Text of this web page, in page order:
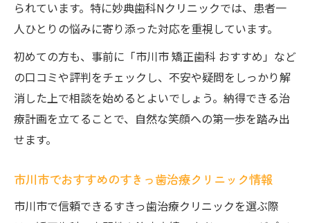
られています。特に妙典歯科Nクリニックでは、患者一
人ひとりの悩みに寄り添った対応を重視しています。
初めての方も、事前に「市川市 矯正歯科 おすすめ」など
の口コミや評判をチェックし、不安や疑問をしっかり解
消した上で相談を始めるとよいでしょう。納得できる治
療計画を立てることで、自然な笑顔への第一歩を踏み出
せます。
市川市でおすすめのすきっ歯治療クリニック情報
市川市で信頼できるすきっ歯治療クリニックを選ぶ際